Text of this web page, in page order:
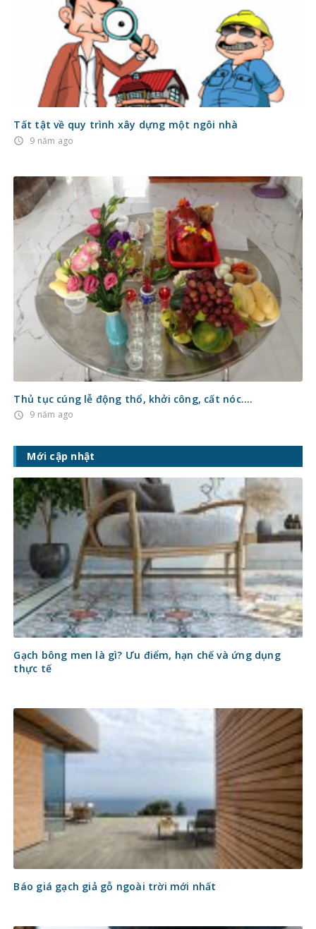
Tất tật về quy trình xây dựng một ngôi nhà
access_time 9 năm ago
Thủ tục cúng lễ động thổ, khởi công, cất nóc….
access_time 9 năm ago
Mới cập nhật
Gạch bông men là gì? Ưu điểm, hạn chế và ứng dụng
thực tế
Báo giá gạch giả gỗ ngoài trời mới nhất